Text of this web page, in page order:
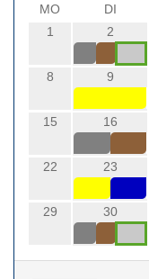
MO DI
1
2
8 9
15 16
22 23
29 30